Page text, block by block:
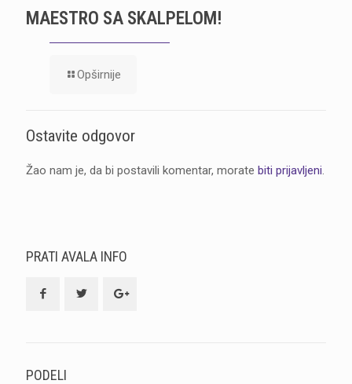
MAESTRO SA SKALPELOM!
Opširnije
Ostavite odgovor
Žao nam je, da bi postavili komentar, morate biti prijavljeni
PRATI AVALA INFO
PODELI